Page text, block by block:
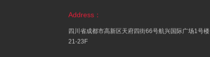
Address：
四川省成都市高新区天府四街66号航兴国际广场1号楼
21-23F